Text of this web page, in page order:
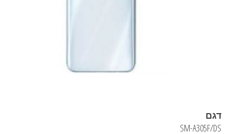
דגם
SM-A305F/DS